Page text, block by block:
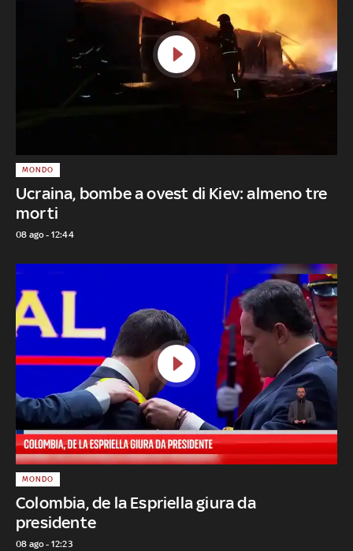
Ucraina, bombe a ovest di Kiev: almeno tre
morti
MONDO
08 ago - 12:44
Colombia, de la Espriella giura da
presidente
MONDO
08 ago - 12:23